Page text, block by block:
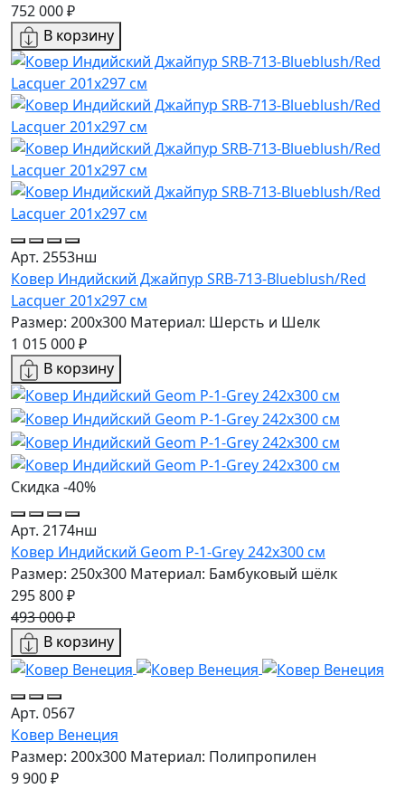
752 000 ₽
В корзину
Арт. 2553нш
Ковер Индийский Джайпур SRB-713-Blueblush/Red
Lacquer 201x297 см
Размер: 200x300 Материал: Шерсть и Шелк
1 015 000 ₽
В корзину
Скидка -40%
Арт. 2174нш
Ковер Индийский Geom P-1-Grey 242x300 см
Размер: 250x300 Материал: Бамбуковый шёлк
295 800 ₽
493 000 ₽
В корзину
Арт. 0567
Ковер Венеция
Размер: 200x300 Материал: Полипропилен
9 900 ₽